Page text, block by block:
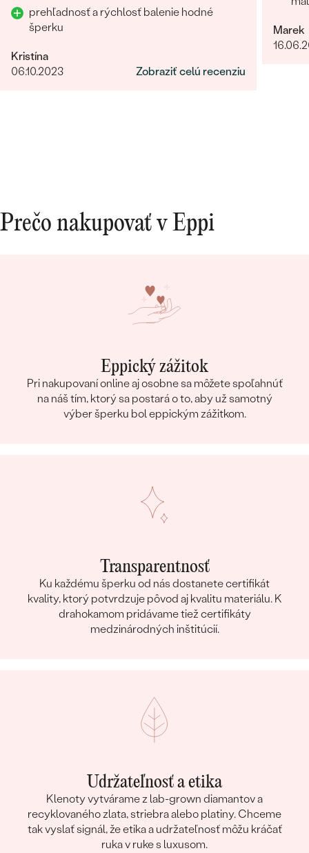
prehľadnosť a rýchlosť balenie hodné
šperku
Kristína
06.10.2023
Zobraziť celú recenziu
Marek
Prečo nakupovať v Eppi
Eppický zážitok
Pri nakupovaní online aj osobne sa môžete spoľahnúť
na náš tím, ktorý sa postará o to, aby už samotný
výber šperku bol eppickým zážitkom.
Transparentnosť
Ku každému šperku od nás dostanete certifikát
kvality, ktorý potvrdzuje pôvod aj kvalitu materiálu. K
drahokamom pridávame tiež certifikáty
medzinárodných inštitúcií.
Udržateľnosť a etika
Klenoty vytvárame z lab-grown diamantov a
recyklovaného zlata, striebra alebo platiny. Chceme
tak vyslať signál, že etika a udržateľnosť môžu kráčať
ruka v ruke s luxusom.